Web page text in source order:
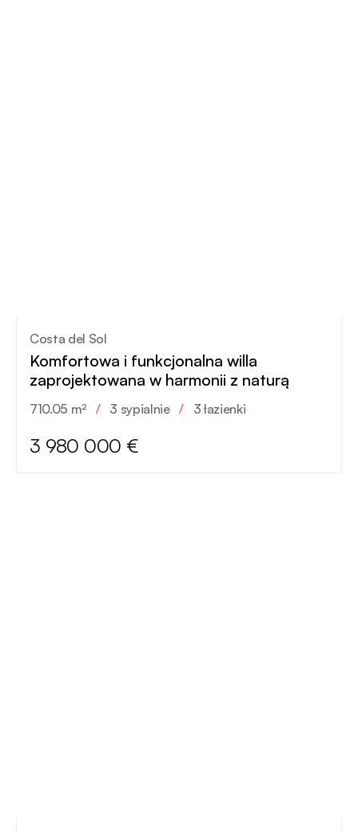
Costa del Sol
Komfortowa i funkcjonalna willa
zaprojektowana w harmonii z naturą
710.05 m² / 3 sypialnie / 3 łazienki
3 980 000 €